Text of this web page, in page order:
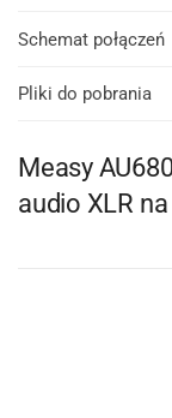
Schemat połączeń
Pliki do pobrania
Measy
audio XLR